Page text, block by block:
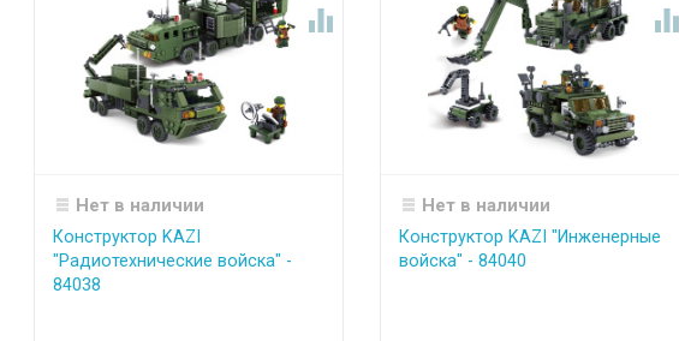

Нет в наличии
Конструктор KAZI
"Радиотехнические войска" -
84038

Нет в наличии
Конструктор KAZI "Инженерные
войска" - 84040